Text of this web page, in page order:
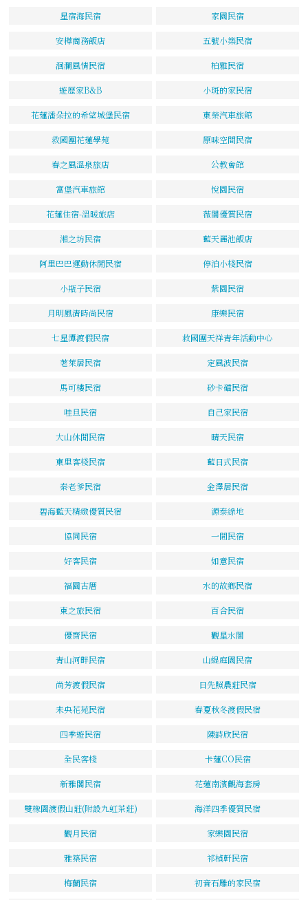
星宿海民宿 家園民宿
安樺商務飯店 五號小築民宿
洄瀾風情民宿 柏雅民宿
遊歷家B&B 小斑的家民宿
花蓮潘朵拉的希望城堡民宿 東榮汽車旅館
救國團花蓮學苑 原味空間民宿
春之風溫泉旅店 公教會館
富堡汽車旅館 悅園民宿
花蓮住宿-溫暖旅店 薇閣優質民宿
湘之坊民宿 藍天麗池飯店
阿里巴巴運動休閒民宿 停泊小棧民宿
小瓶子民宿 紫園民宿
月明風清時尚民宿 康樂民宿
七星潭渡假民宿 救國團天祥青年活動中心
荖萊居民宿 定風波民宿
馬可樓民宿 砂卡礑民宿
哇旦民宿 自己家民宿
大山休閒民宿 晴天民宿
東里客棧民宿 藍日式民宿
秦老爹民宿 金澤居民宿
碧海藍天精緻優質民宿 源泰綠地
協同民宿 一間民宿
好客民宿 如意民宿
福園古厝 水的故鄉民宿
東之旅民宿 百合民宿
優齋民宿 觀星水閣
青山河畔民宿 山緹庭園民宿
尚芳渡假民宿 日先照農莊民宿
未央花苑民宿 春夏秋冬渡假民宿
四季遊民宿 陳詩欣民宿
全民客棧 卡蓮CO民宿
新雅閣民宿 花蓮南濱觀海套房
雙橡園渡假山莊(附設九虹茶莊) 海洋四季優質民宿
觀月民宿 家樂園民宿
雅築民宿 祁楨軒民宿
梅蘭民宿 初音石雕的家民宿